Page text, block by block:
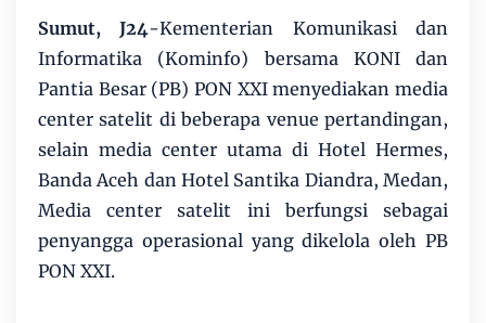
Sumut, J24-Kementerian Komunikasi dan
Informatika (Kominfo) bersama KONI dan
Pantia Besar (PB) PON XXI menyediakan media
center satelit di beberapa venue pertandingan,
selain media center utama di Hotel Hermes,
Banda Aceh dan Hotel Santika Diandra, Medan,
Media center satelit ini berfungsi sebagai
penyangga operasional yang dikelola oleh PB
PON XXI.